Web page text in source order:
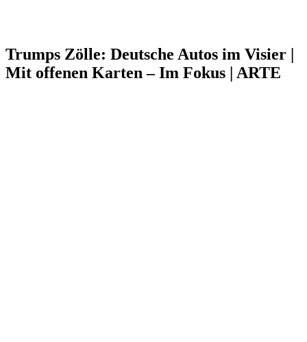
Trumps Zölle: Deutsche Autos im Visier |
Mit offenen Karten – Im Fokus | ARTE